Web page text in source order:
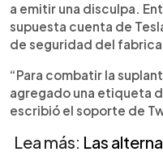
a emitir una disculpa.
supuesta cuenta de
de seguridad del
“Para combatir la
agregado una etiqueta
escribió el soporte de
Lea más: Las